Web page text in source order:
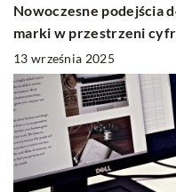
Nowoczesne podejścia
marki w przestrzeni
13 września 2025